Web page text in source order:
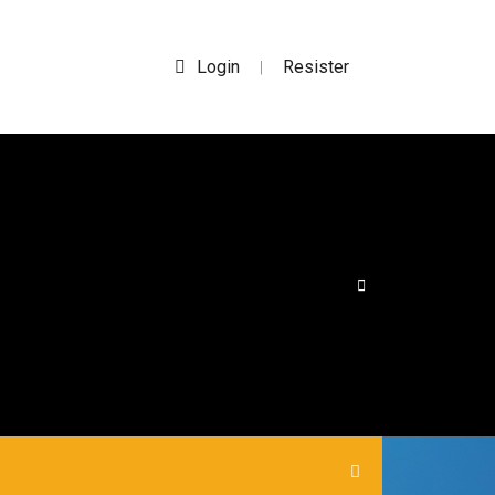
Login | Resister